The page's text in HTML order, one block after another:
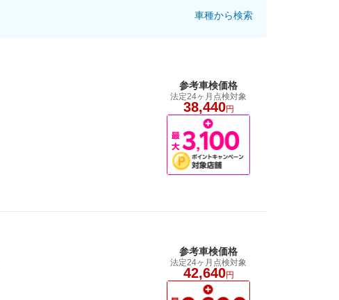
車種から検索
参考車検価格
法定24ヶ月点検対象
38,440円
参考車検価格
法定24ヶ月点検対象
42,640円